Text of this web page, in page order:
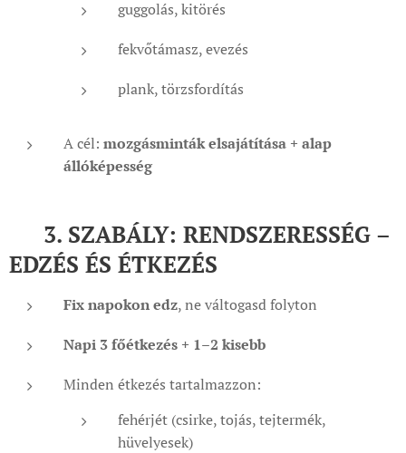
guggolás, kitörés
fekvőtámasz, evezés
plank, törzsfordítás
A cél: mozgásminták elsajátítása + alap
állóképesség
🧭 3. SZABÁLY: RENDSZERESSÉG –
EDZÉS ÉS ÉTKEZÉS
Fix napokon edz, ne váltogasd folyton
Napi 3 főétkezés + 1–2 kisebb
Minden étkezés tartalmazzon:
fehérjét (csirke, tojás, tejtermék,
hüvelyesek)